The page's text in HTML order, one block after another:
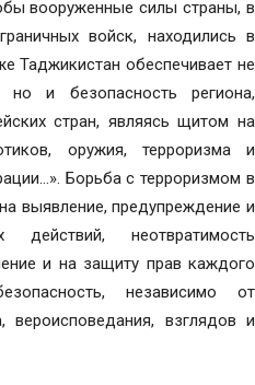
вооруженные силы страны, в
войск, находились в
Таджикистан обеспечивает не
но и безопасность региона,
стран, являясь щитом на
оружия, терроризма и
Борьба с терроризмом в
выявление, предупреждение и
действий, неотвратимость
и на защиту прав каждого
независимо от
вероисповедания, взглядов и